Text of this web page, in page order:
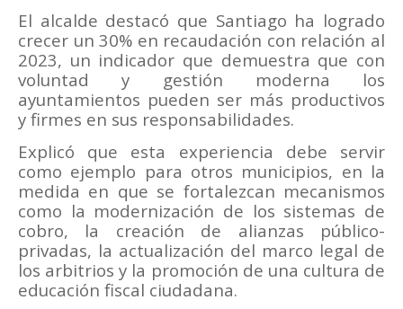
El alcalde destacó que Santiago ha logrado
crecer un 30% en recaudación con relación al
2023, un indicador que demuestra que con
voluntad y gestión moderna los
ayuntamientos pueden ser más productivos
y firmes en sus responsabilidades.
Explicó que esta experiencia debe servir
como ejemplo para otros municipios, en la
medida en que se fortalezcan mecanismos
como la modernización de los sistemas de
cobro, la creación de alianzas público-
privadas, la actualización del marco legal de
los arbitrios y la promoción de una cultura de
educación fiscal ciudadana.